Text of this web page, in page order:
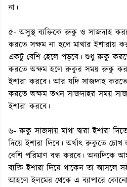
না।
৫- অসুস্থ ব্যক্তিকে রুকু ও সাজদাহ
করতে সক্ষম না হলে মাথার ইশারায়
একটু বেশি হেলে পড়বে। শুধু রুকু
করতে অক্ষম হলে রুকুর সময় রুকু
ইশারা করবে। আর যদি সাজদাহ
করতে অক্ষম তখন সাজদাহর সময়
ইশারা করবে।
৬- রুকু সাজদায় মাথা দ্বারা ইশারা
দিয়ে ইশারা দিবে। অর্থাৎ রুকুতে
বেশি পরিমাণ বন্ধ করবে। অন্যদিকে
ব্যক্তি ইশারা দিয়ে থাকেন তা আসলে
আহলে ইলমের থেকে এ ব্যাপারে কোনো